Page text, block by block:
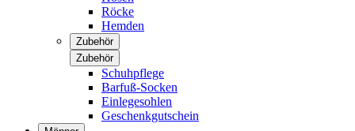
Röcke
Hemden
Zubehör
Zubehör
Schuhpflege
Barfuß-Socken
Einlegesohlen
Geschenkgutschein